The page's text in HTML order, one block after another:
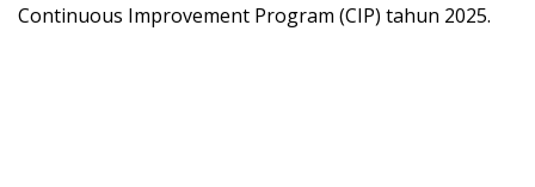
Continuous Improvement Program (CIP) tahun 2025.